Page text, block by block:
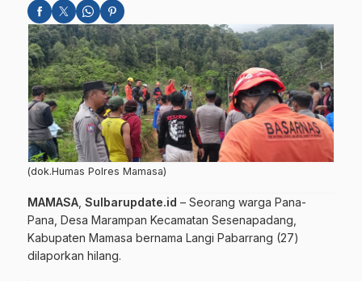
(dok.Humas Polres Mamasa)
MAMASA Sulbarupdate.id – Seorang warga Pana-
Pana, Desa Marampan Kecamatan Sesenapadang,
Kabupaten Mamasa bernama Langi Pabarrang (27)
dilaporkan hilang.